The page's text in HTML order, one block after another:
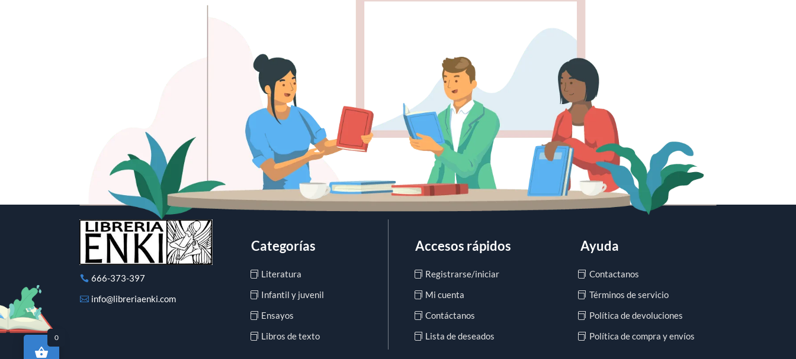
666-373-397
info@libreriaenki.com
Categorías
Literatura
Infantil y juvenil
Ensayos
Libros de texto
Accesos rápidos
Registrarse/iniciar
Mi cuenta
Contáctanos
Lista de deseados
Ayuda
Contactanos
Términos de servicio
Política de devoluciones
Política de compra y envíos
0